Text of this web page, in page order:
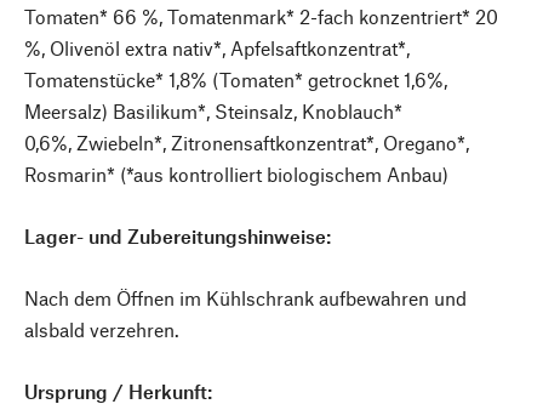
Tomaten* 66 %, Tomatenmark* 2-fach konzentriert* 20
%, Olivenöl extra nativ*, Apfelsaftkonzentrat*,
Tomatenstücke* 1,8% (Tomaten* getrocknet 1,6%,
Meersalz) Basilikum*, Steinsalz, Knoblauch*
0,6%, Zwiebeln*, Zitronensaftkonzentrat*, Oregano*,
Rosmarin* (*aus kontrolliert biologischem Anbau)
Lager- und Zubereitungshinweise:
Nach dem Öffnen im Kühlschrank aufbewahren und
alsbald verzehren.
Ursprung / Herkunft: